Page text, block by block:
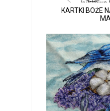
KARTKI BOŻE